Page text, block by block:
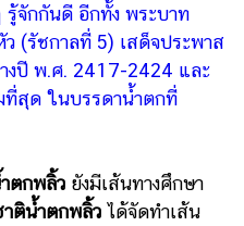
รู้จักกันดี อีกทั้ง พระบาท
ว (รัชกาลที่ 5) เสด็จประพาส
งปี พ.ศ. 2417-2424 และ
ที่สุด ในบรรดาน้ำตกที่
ตกพลิ้ว ยังมีเส้นทางศึกษา
ติน้ำตกพลิ้ว ได้จัดทำเส้น